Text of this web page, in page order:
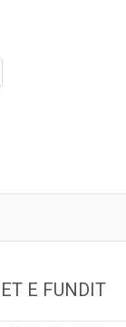
E FUNDIT